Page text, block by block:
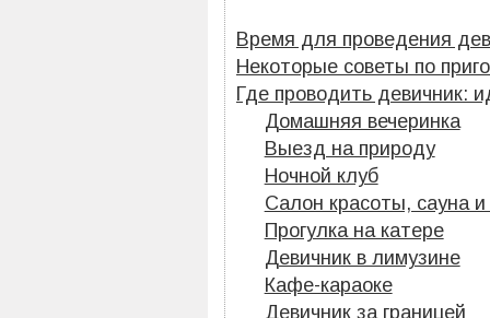
Время для проведения
Некоторые советы по
Где проводить девичник:
Домашняя вечеринка
Выезд на природу
Ночной клуб
Салон красоты, сауна
Прогулка на катере
Девичник в лимузине
Кафе-караоке
Девичник за границей